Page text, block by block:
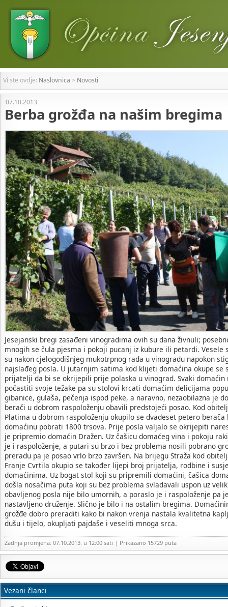
Vi ste ovdje: Naslovnica > Novosti
07.10.2013
Berba grožđa na našim bregima
Jesejanski bregi zasađeni vinogradima ovih su dana živnuli;
mnogih se čula pjesma i pokoji pucanj iz kubure ili petardi. Vesele
su nakon cjelogodišnjeg mukotrpnog rada u vinogradu napokon
najslađeg posla. U jutarnjim satima kod klijeti domaćina okupe se
prijatelji da bi se okrijepili prije polaska u vinograd. Svaki
počastiti svoje težake pa su stolovi krcati domaćim delicijama
gibanice, gulaša, pečenja ispod peke, a naravno, nezaobilazna je
berači u dobrom raspoloženju obavili predstojeći posao. Kod
Platima u dobrom raspoloženju okupilo se dvadeset petero
domaćinu pobrati 1800 trsova. Prije posla valjalo se okrijepiti
je pripremio domaćin Dražen. Uz čašicu domaćeg vina i pokoju
je i raspoloženje, a putari su brzo i bez problema nosili pobrano
preradu pa je posao vrlo brzo završen. Na brijegu Straža kod
Franje Cvrtila okupio se također lijepi broj prijatelja, rodbine i
domaćinima. Uz bogat stol koji su pripremili domaćini, čašica
došla nosačima puta koji su bez problema svladavali uspon uz
obavljenog posla nije bilo umornih, a poraslo je i raspoloženje pa
nastavljeno druženje. Slično je bilo i na ostalim bregima.
grožđe dobro preraditi kako bi nakon vrenja nastala kvalitetna
dušu i tijelo, okupljati pajdaše i veseliti mnoga srca.
Zadnja promjena: 07.10.2013. u 12:00 sati | Prikazano 15729 puta
Vezani članci